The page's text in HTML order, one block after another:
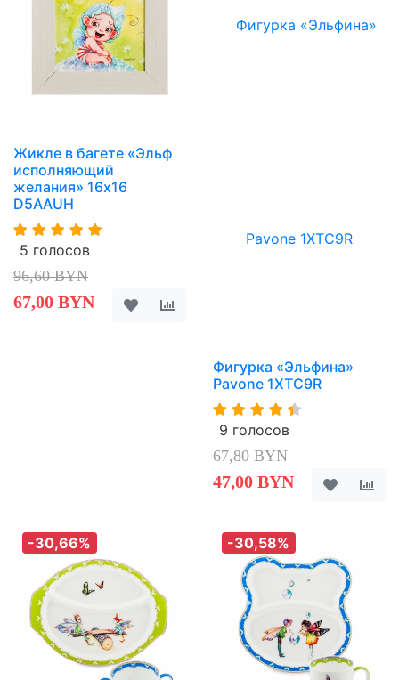
Жикле в багете «Эльф
исполняющий
желания» 16х16
D5AAUH
5 голосов
96,60 BYN
67,00 BYN
Фигурка «Эльфина»
Pavone 1XTC9R
9 голосов
67,80 BYN
47,00 BYN
-30,66% -30,58%